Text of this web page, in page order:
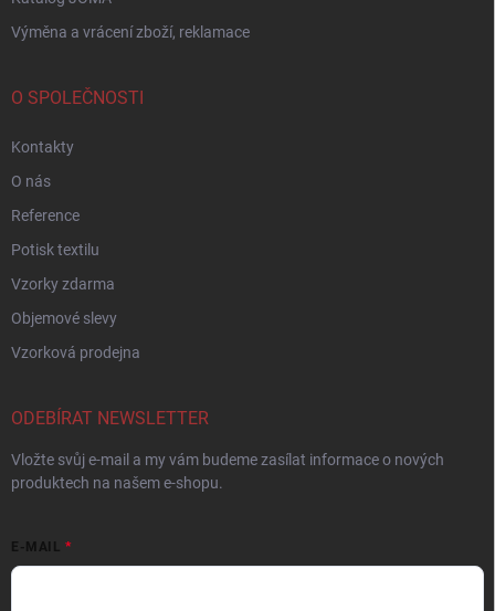
Výměna a vrácení zboží, reklamace
O SPOLEČNOSTI
Kontakty
O nás
Reference
Potisk textilu
Vzorky zdarma
Objemové slevy
Vzorková prodejna
ODEBÍRAT NEWSLETTER
Vložte svůj e-mail a my vám budeme zasílat informace o nových
produktech na našem e-shopu.
E-MAIL